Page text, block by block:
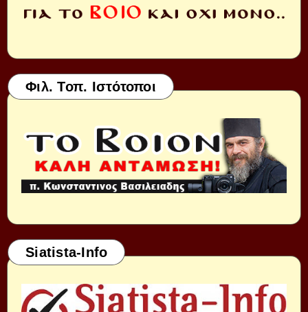
Φιλ. Τοπ. Ιστότοποι
Siatista-Info